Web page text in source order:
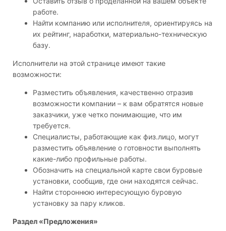
работе.
Найти компанию или исполнителя, ориентируясь на
их рейтинг, наработки, материально-техническую
базу.
Исполнители на этой странице имеют такие
возможности:
Разместить объявления, качественно отразив
возможности компании – к вам обратятся новые
заказчики, уже четко понимающие, что им
требуется.
Специалисты, работающие как физ.лицо, могут
разместить объявление о готовности выполнять
какие-либо профильные работы.
Обозначить на специальной карте свои буровые
установки, сообщив, где они находятся сейчас.
Найти стороннюю интересующую буровую
установку за пару кликов.
Раздел «Предложения»